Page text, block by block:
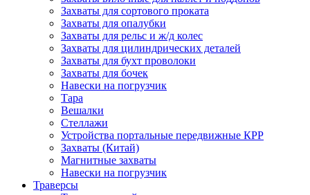
Захваты для сортового проката
Захваты для опалубки
Захваты для рельс и ж/д колес
Захваты для цилиндрических деталей
Захваты для бухт проволоки
Захваты для бочек
Навески на погрузчик
Тара
Вешалки
Стеллажи
Устройства портальные передвижные КРР
Захваты (Китай)
Магнитные захваты
Навески на погрузчик
Траверсы